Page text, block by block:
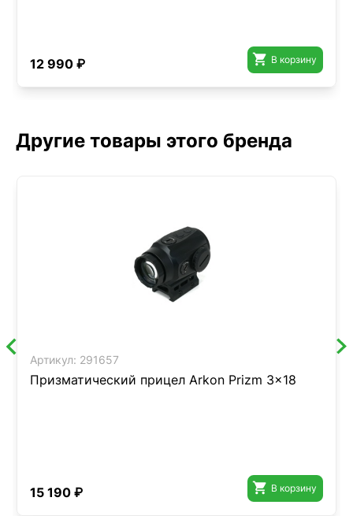
12 990 ₽  В корзину
Другие товары этого бренда
Артикул: 291657
Призматический прицел Arkon Prizm 3x18
15 190 ₽  В корзину